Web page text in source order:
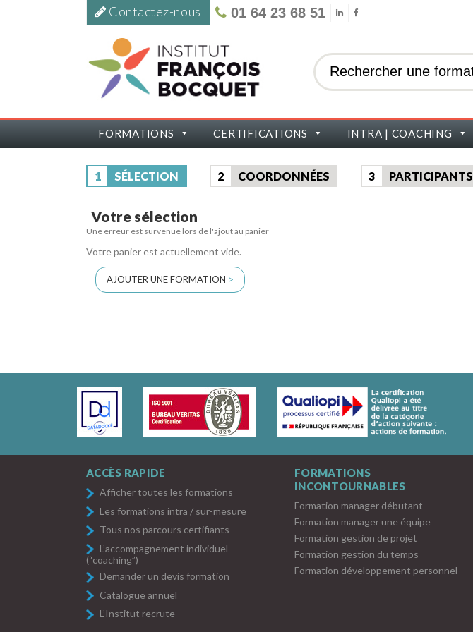
Contactez-nous 01 64 23 68 51
FORMATIONS CERTIFICATIONS INTRA | COACHING
1 SÉLECTION 2 COORDONNÉES 3 PARTICIPANTS
Votre sélection
Une erreur est survenue lors de l'ajout au panier
Votre panier est actuellement vide.
AJOUTER UNE FORMATION >
ACCÈS RAPIDE
Afficher toutes les formations
Les formations intra / sur-mesure
Tous nos parcours certifiants
L’accompagnement individuel
(“coaching”)
Demander un devis formation
Catalogue annuel
L’Institut recrute
FORMATIONS
INCONTOURNABLES
Formation manager débutant
Formation manager une équipe
Formation gestion de projet
Formation gestion du temps
Formation développement personnel